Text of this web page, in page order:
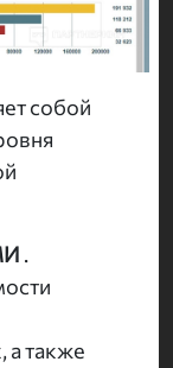
собой
.
а также